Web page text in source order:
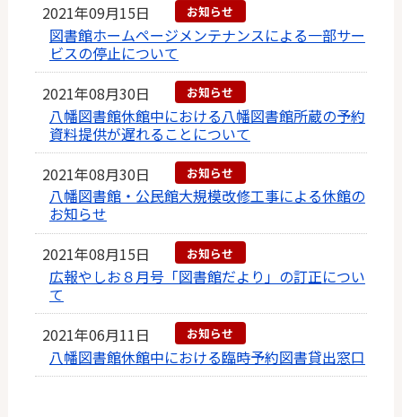
2021年09月15日
お知らせ
図書館ホームページメンテナンスによる一部サー
ビスの停止について
2021年08月30日
お知らせ
八幡図書館休館中における八幡図書館所蔵の予約
資料提供が遅れることについて
2021年08月30日
お知らせ
八幡図書館・公民館大規模改修工事による休館の
お知らせ
2021年08月15日
お知らせ
広報やしお８月号「図書館だより」の訂正につい
て
2021年06月11日
お知らせ
八幡図書館休館中における臨時予約図書貸出窓口